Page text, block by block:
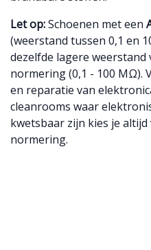
Let op:Schoenen met een
(weerstand tussen 0,1 en
dezelfde lagere weerstand
normering (0,1 - 100 MΩ).
en reparatie van
cleanrooms waar
kwetsbaar zijn kies je
normering.